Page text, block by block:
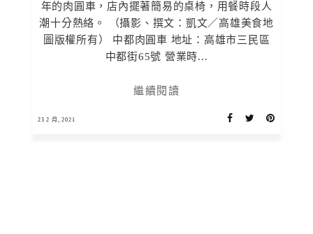
年的肉圓車，店內擺著簡易的桌椅，用餐時段人
潮十分熱絡。 （攝影、撰文：凱文／高雄美食地
圖版權所有） 中都肉圓車 地址：高雄市三民區
中都街65號 營業時...
繼續閱讀
23 2 月, 2021